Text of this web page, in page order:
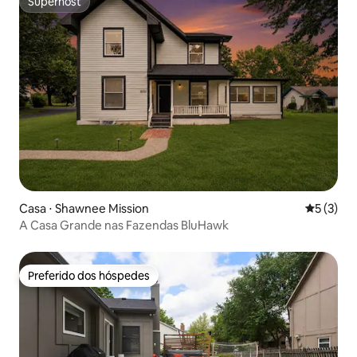
Superhost
Casa ⋅ Shawnee Mission 5 de
5 (3)
A Casa Grande nas Fazendas BluHawk
Preferido dos hóspedes
Preferido dos hóspedes